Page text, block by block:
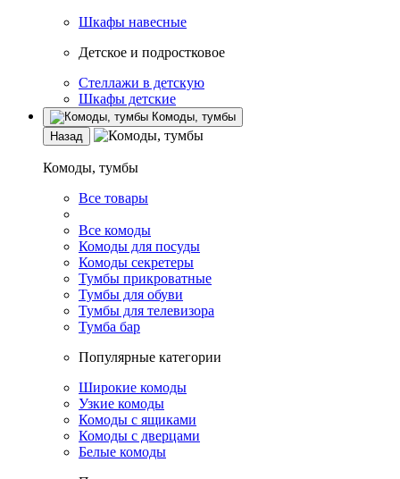
Шкафы навесные
Детское и подростковое
Стеллажи в детскую
Шкафы детские
Комоды, тумбы
Назад
Комоды, тумбы
Все товары
Все комоды
Комоды для посуды
Комоды секретеры
Тумбы прикроватные
Тумбы для обуви
Тумбы для телевизора
Тумба бар
Популярные категории
Широкие комоды
Узкие комоды
Комоды с ящиками
Комоды с дверцами
Белые комоды